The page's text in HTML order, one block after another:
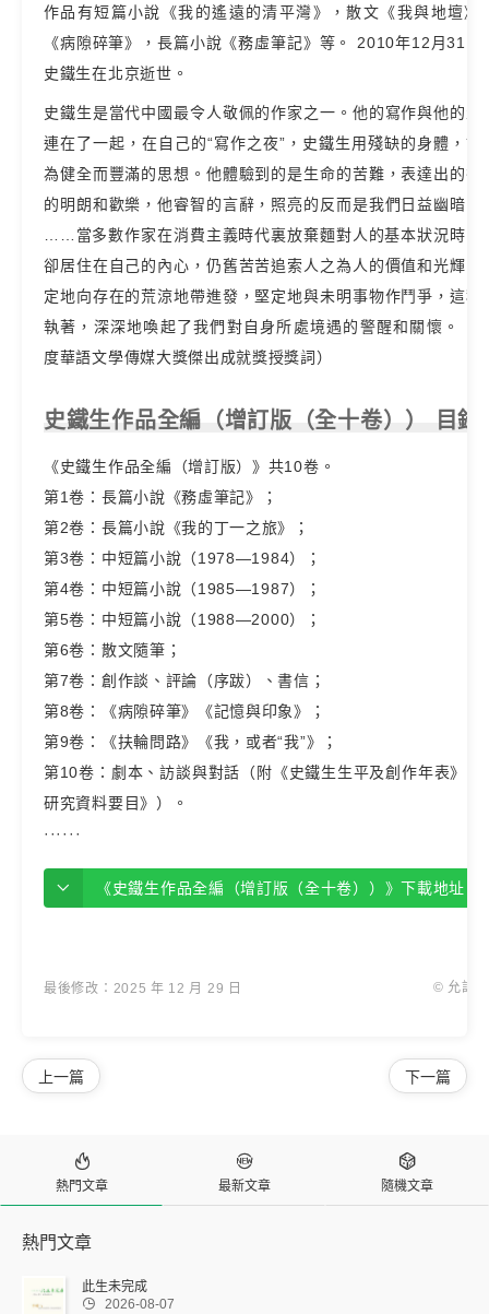
作品有短篇小說《我的遙遠的清平灣》，散文《我與地壇》
《病隙碎筆》，長篇小說《務虛筆記》等。 2010年12月31日
史鐵生在北京逝世。
史鐵生是當代中國最令人敬佩的作家之一。他的寫作與他的生
連在了一起，在自己的“寫作之夜”，史鐵生用殘缺的身體，說
為健全而豐滿的思想。他體驗到的是生命的苦難，表達出的卻
的明朗和歡樂，他睿智的言辭，照亮的反而是我們日益幽暗的
……當多數作家在消費主義時代裏放棄麵對人的基本狀況時，
卻居住在自己的內心，仍舊苦苦追索人之為人的價值和光輝，
定地向存在的荒涼地帶進發，堅定地與未明事物作鬥爭，這種
執著，深深地喚起了我們對自身所處境遇的警醒和關懷。（
度華語文學傳媒大獎傑出成就獎授獎詞）
史鐵生作品全編（增訂版（全十卷）） 目錄
《史鐵生作品全編（增訂版）》共10卷。
第1卷：長篇小說《務虛筆記》；
第2卷：長篇小說《我的丁一之旅》；
第3卷：中短篇小說（1978—1984）；
第4卷：中短篇小說（1985—1987）；
第5卷：中短篇小說（1988—2000）；
第6卷：散文隨筆；
第7卷：創作談、評論（序跋）、書信；
第8卷：《病隙碎筆》《記憶與印象》；
第9卷：《扶輪問路》《我，或者“我”》；
第10卷：劇本、訪談與對話（附《史鐵生生平及創作年表》《
研究資料要目》）。
······
《史鐵生作品全編（增訂版（全十卷））》下載地址【免費下載
最後修改：2025 年 12 月 29 日 © 允許
下一篇
上一篇

熱門文章

最新文章

隨機文章
熱門文章
此生未完成
 2026-08-07